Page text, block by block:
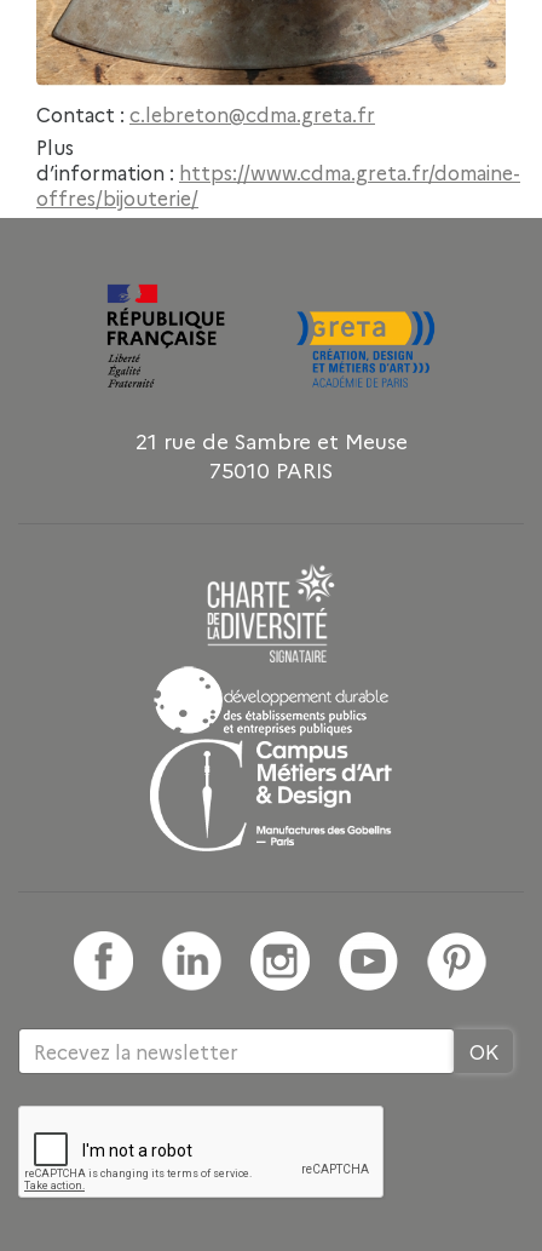
Contact : c.lebreton@cdma.greta.fr
Plus
d’information : https://www.cdma.greta.fr/domaine-
offres/bijouterie/
21 rue de Sambre et Meuse
75010 PARIS